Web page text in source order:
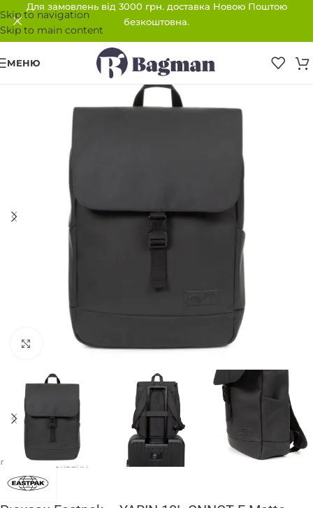
Skip to navigation
Skip to main content
Для замовлень від 3000 грн. доставка Новою Поштою
безкоштовна.
МЕНЮ
Клацніть, щоб збільшити
Головна/Рюкзаки